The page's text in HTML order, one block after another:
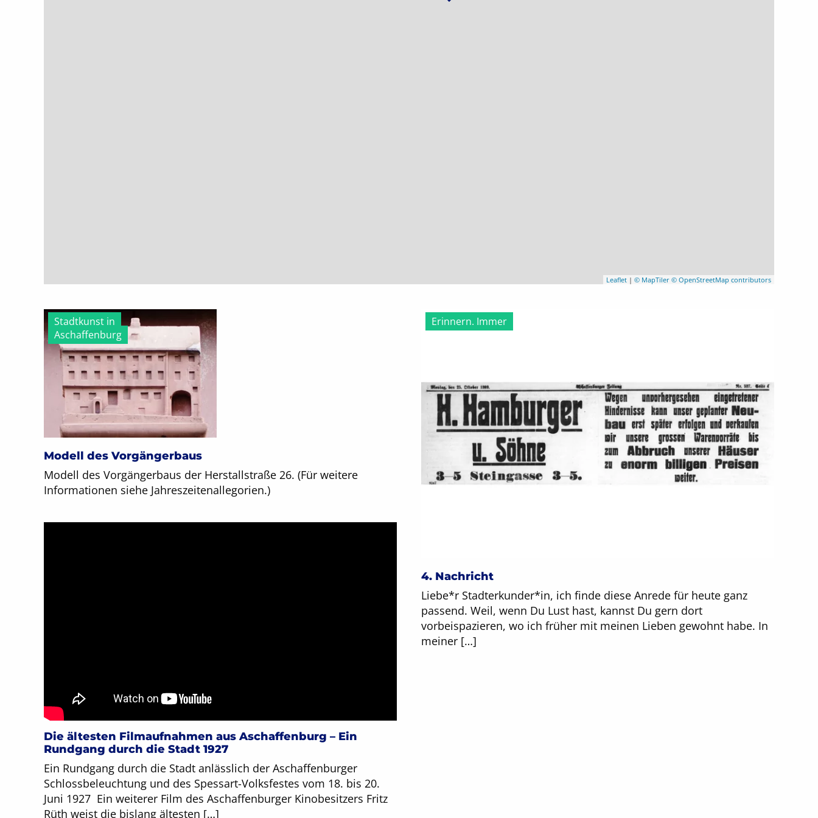
Leaflet | © MapTiler © OpenStreetMap contributors
Stadtkunst in
Aschaffenburg
Modell des Vorgängerbaus
Modell des Vorgängerbaus der Herstallstraße 26. (Für weitere
Informationen siehe Jahreszeitenallegorien.)
Erinnern. Immer
4. Nachricht
Liebe*r Stadterkunder*in, ich finde diese Anrede für heute ganz
passend. Weil, wenn Du Lust hast, kannst Du gern dort
vorbeispazieren, wo ich früher mit meinen Lieben gewohnt habe. In
meiner […]
Die ältesten Filmaufnahmen aus Aschaffenburg – Ein
Rundgang durch die Stadt 1927
Ein Rundgang durch die Stadt anlässlich der Aschaffenburger
Schlossbeleuchtung und des Spessart-Volksfestes vom 18. bis 20.
Juni 1927 Ein weiterer Film des Aschaffenburger Kinobesitzers Fritz
Rüth weist die bislang ältesten […]